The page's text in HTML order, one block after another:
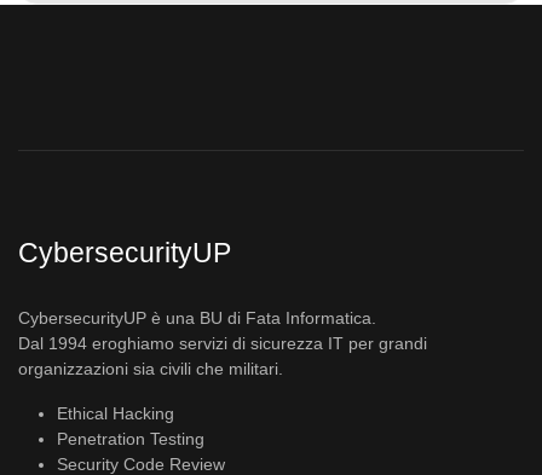
CybersecurityUP
CybersecurityUP è una BU di Fata Informatica.
Dal 1994 eroghiamo servizi di sicurezza IT per grandi
organizzazioni sia civili che militari.
Ethical Hacking
Penetration Testing
Security Code Review